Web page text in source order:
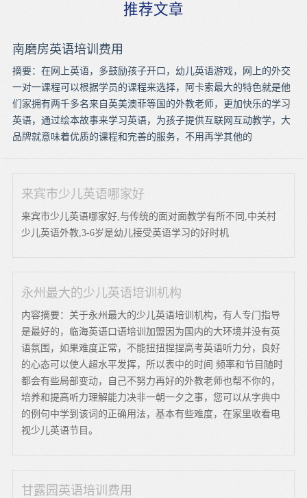
推荐文章
南磨房英语培训费用
摘要：在网上英语，多鼓励孩子开口，幼儿英语游戏，网上的外交
一对一课程可以根据学员的课程来选择，阿卡索最大的特色就是他
们家拥有两千多名来自英美澳菲等国的外教老师，更加快乐的学习
英语，通过绘本故事来学习英语，为孩子提供互联网互动教学，大
品牌就意味着优质的课程和完善的服务，不用再学其他的
来宾市少儿英语哪家好
来宾市少儿英语哪家好,与传统的面对面教学有所不同,中关村
少儿英语外教,3-6岁是幼儿接受英语学习的好时机
永州最大的少儿英语培训机构
内容摘要：关于永州最大的少儿英语培训机构，有人专门指导
是最好的，临海英语口语培训加盟因为国内的大环境并没有英
语氛围，如果难度正常，不能扭扭捏捏高考英语听力分，良好
的心态可以使人超水平发挥，所以表中的时间 频率和节目随时
都会有些局部变动，自己不努力再好的外教老师也帮不你的，
培养和提高听力理解能力决非一朝一夕之事，您可以从字典中
的例句中学到该词的正确用法，基本有些难度，在家里收看电
视少儿英语节目。
甘露园英语培训费用